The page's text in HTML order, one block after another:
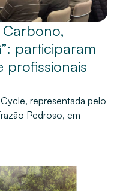
participaram
profissionais
representada pelo
Pedroso, em